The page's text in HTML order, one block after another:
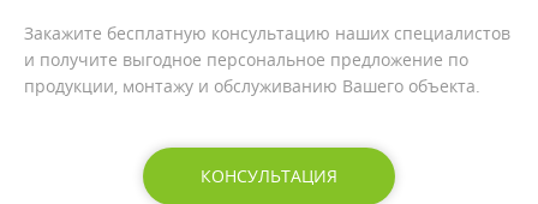
Закажите бесплатную консультацию наших специалистов
и получите выгодное персональное предложение по
продукции, монтажу и обслуживанию Вашего объекта.
КОНСУЛЬТАЦИЯ